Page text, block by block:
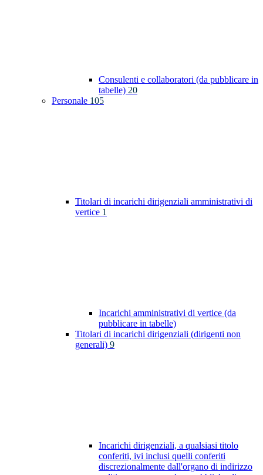
Consulenti e collaboratori (da pubblicare in
tabelle) 20
Personale 105
Titolari di incarichi dirigenziali amministrativi di
vertice 1
Incarichi amministrativi di vertice (da
pubblicare in tabelle)
Titolari di incarichi dirigenziali (dirigenti non
generali) 9
Incarichi dirigenziali, a qualsiasi titolo
conferiti, ivi inclusi quelli conferiti
discrezionalmente dall'organo di indirizzo